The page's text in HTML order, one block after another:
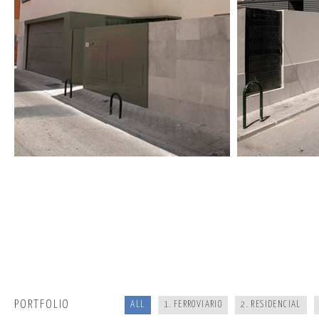
PORTFOLIO ALL 1. FERROVIARIO 2. RESIDENCIAL